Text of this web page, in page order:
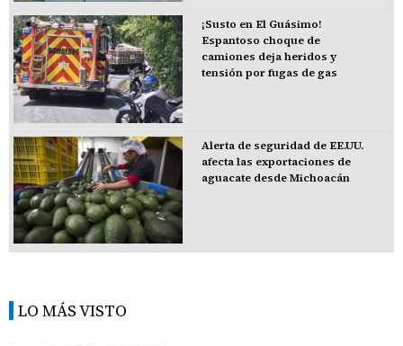
¡Susto en El Guásimo!
Espantoso choque de
camiones deja heridos y
tensión por fugas de gas
Alerta de seguridad de EE.UU.
afecta las exportaciones de
aguacate desde Michoacán
LO MÁS VISTO